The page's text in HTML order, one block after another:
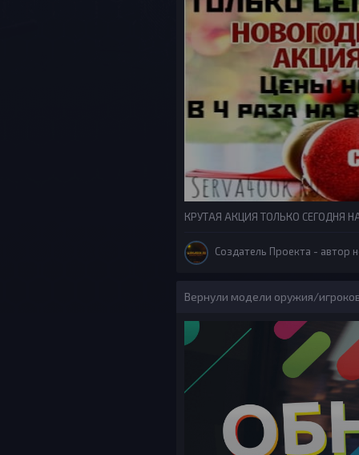
КРУТАЯ АКЦИЯ ТОЛЬКО СЕГОДНЯ
Создатель Проекта - автор
Вернули модели оружия/